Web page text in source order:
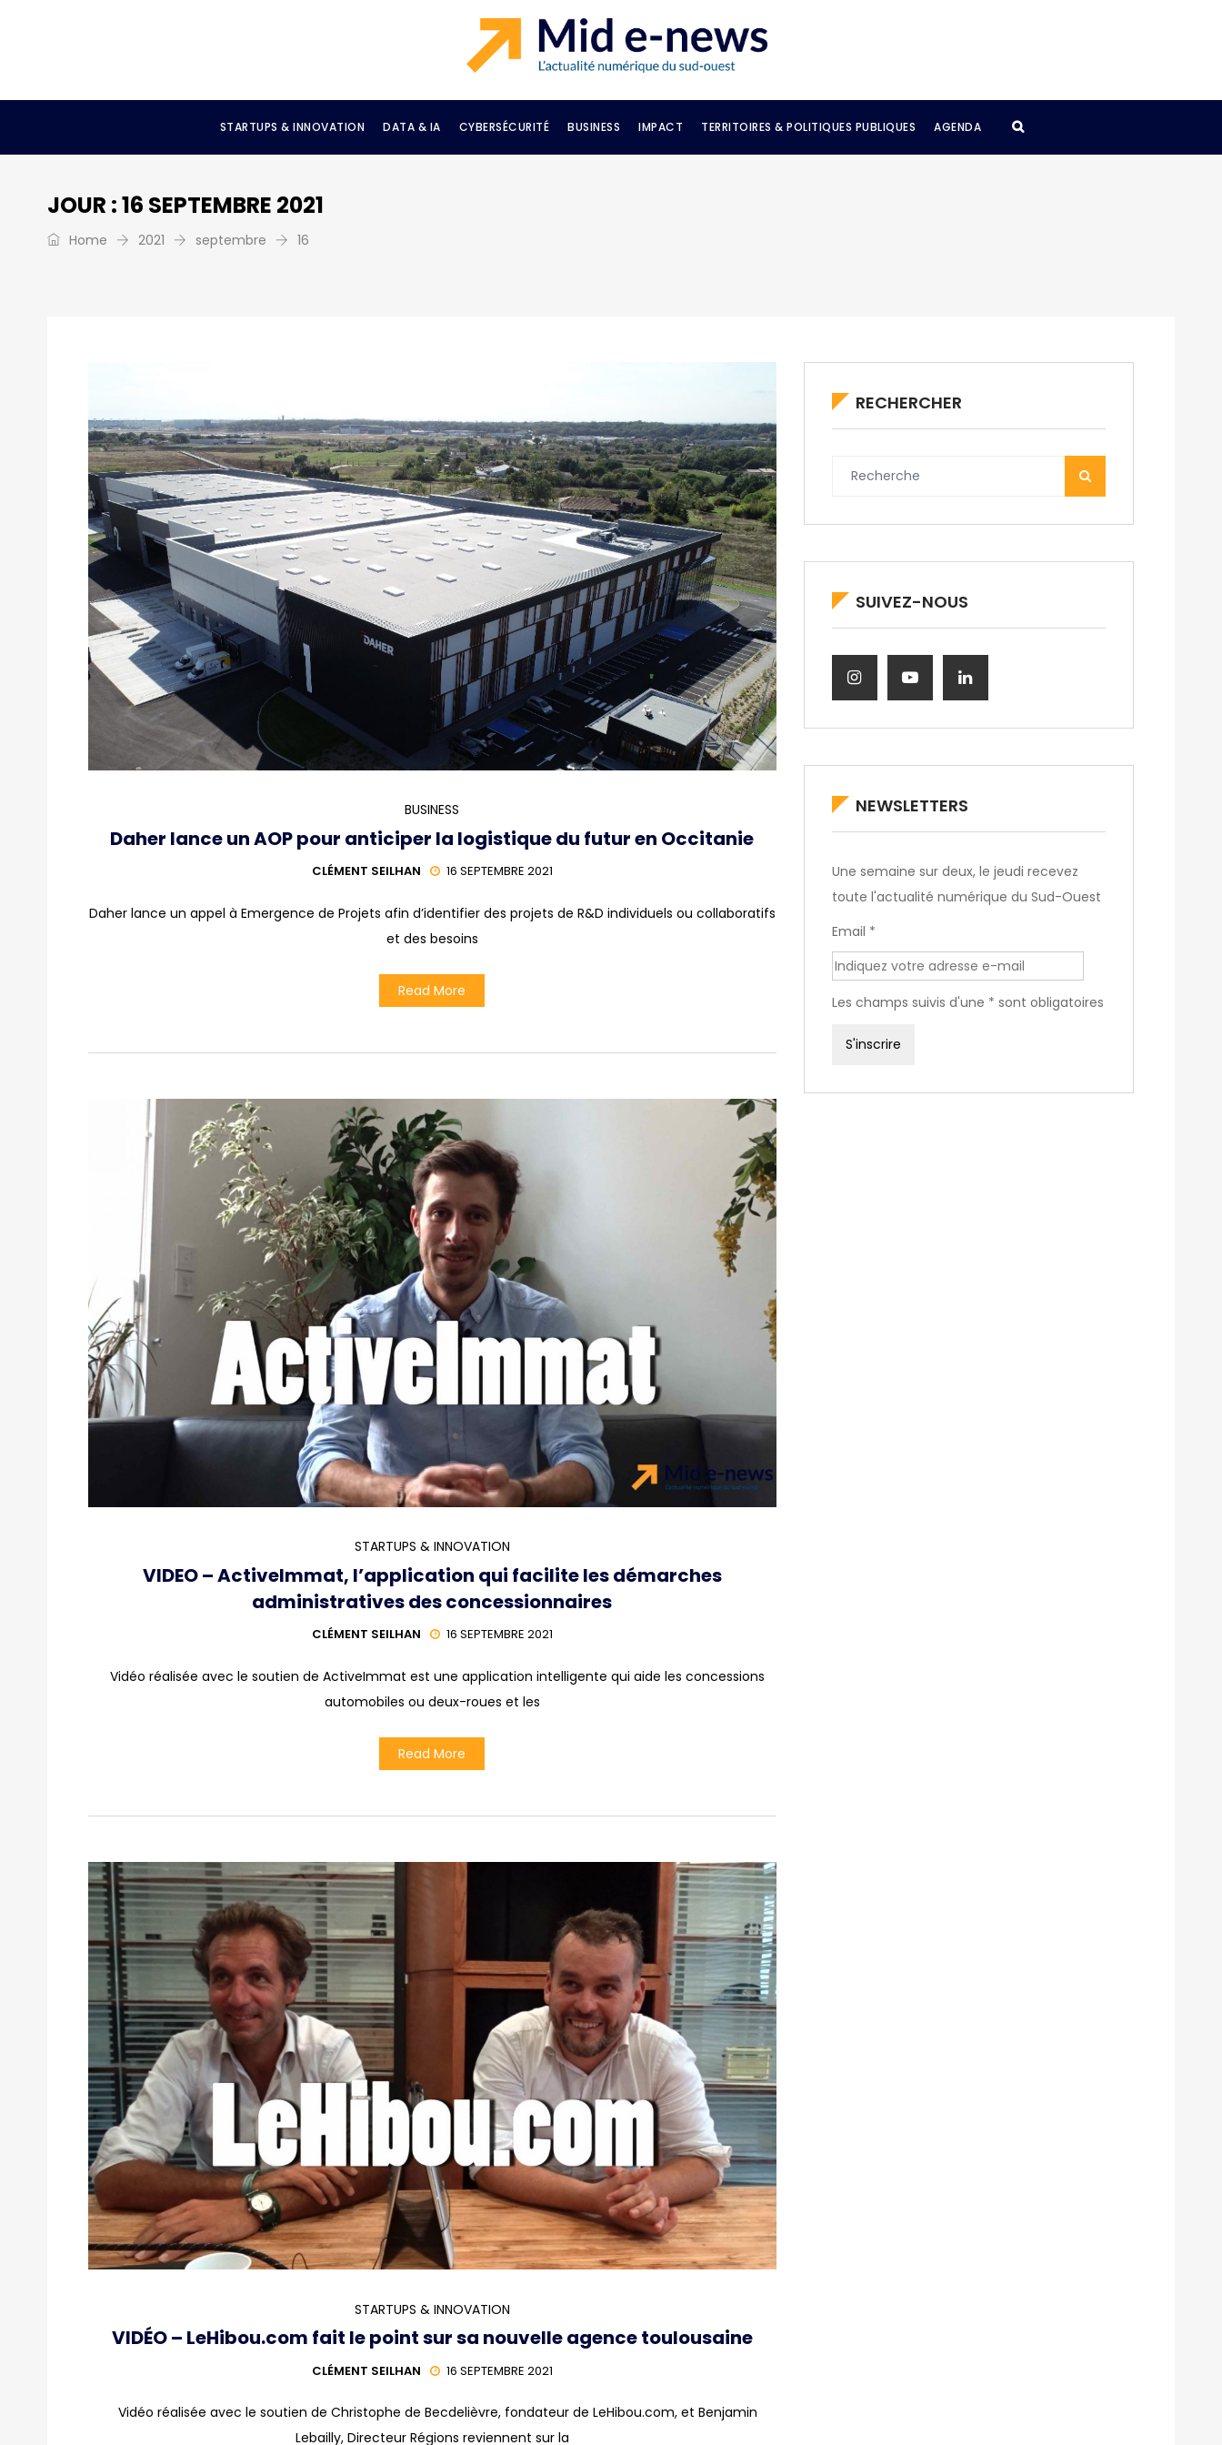
STARTUPS & INNOVATION DATA & IA CYBERSÉCURITÉ BUSINESS IMPACT TERRITOIRES & POLITIQUES PUBLIQUES AGENDA
JOUR :16 SEPTEMBRE 2021
Home 2021 septembre 16
BUSINESS
Daher lance un AOP pour anticiper la logistique du futur en Occitanie
CLÉMENT SEILHAN 16 SEPTEMBRE 2021
Daher lance un appel à Emergence de Projets afin d’identifier des projets de R&D individuels ou collaboratifs
et des besoins
Read More
STARTUPS & INNOVATION
VIDEO – ActiveImmat, l’application qui facilite les démarches
administratives des concessionnaires
CLÉMENT SEILHAN 16 SEPTEMBRE 2021
Vidéo réalisée avec le soutien de ActiveImmat est une application intelligente qui aide les concessions
automobiles ou deux-roues et les
Read More
STARTUPS & INNOVATION
VIDÉO – LeHibou.com fait le point sur sa nouvelle agence toulousaine
CLÉMENT SEILHAN 16 SEPTEMBRE 2021
Vidéo réalisée avec le soutien de Christophe de Becdelièvre, fondateur de LeHibou.com, et Benjamin
Lebailly, Directeur Régions reviennent sur la
RECHERCHER
SUIVEZ-NOUS
NEWSLETTERS
Une semaine sur deux, le jeudi recevez
toute l'actualité numérique du Sud-Ouest
Email *
Les champs suivis d'une * sont obligatoires